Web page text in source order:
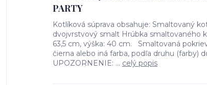
PARTY
Kotlíková súprava obsahuje: Smaltovaný
dvojvrstvový smalt Hrúbka smaltovaného
63,5 cm, výška: 40 cm. Smaltovaná
čierna alebo iná farba, podľa druhu (farby)
UPOZORNENIE: ... celý popis